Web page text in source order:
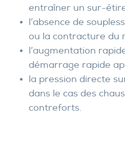
entraîner un sur-
l’absence de
ou la contracture du
l’augmentation
démarrage rapide
la pression directe
dans le cas des
contreforts.